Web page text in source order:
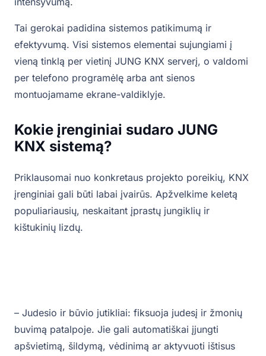
Tai gerokai padidina sistemos patikimumą ir
efektyvumą. Visi sistemos elementai sujungiami į
vieną tinklą per vietinį JUNG KNX serverį, o valdomi
per telefono programėlę arba ant sienos
montuojamame ekrane-valdiklyje.
Kokie įrenginiai sudaro JUNG
KNX sistemą?
Priklausomai nuo konkretaus projekto poreikių, KNX
įrenginiai gali būti labai įvairūs. Apžvelkime keletą
populiariausių, neskaitant įprastų jungiklių ir
kištukinių lizdų.
– Judesio ir būvio jutikliai: fiksuoja judesį ir žmonių
buvimą patalpoje. Jie gali automatiškai įjungti
apšvietimą, šildymą, vėdinimą ar aktyvuoti ištisus